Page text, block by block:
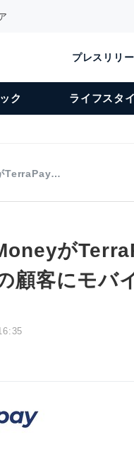
プレスリリ
ク ライフスタ
TerraPay…
が
顧客にモバ